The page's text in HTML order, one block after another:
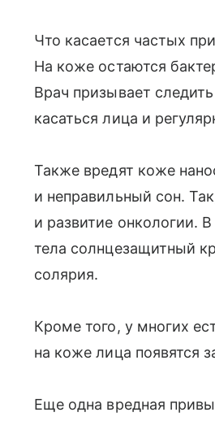
Что касается частых
На коже остаются
Врач призывает
касаться лица и
Также вредят коже
и неправильный сон.
и развитие онкологии.
тела солнцезащитный
солярия.
Кроме того, у многих
на коже лица появятся
Еще одна вредная